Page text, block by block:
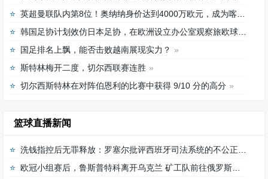
英超曼联队内第8位！奥纳纳身价达到4000万欧元，成为喀麦隆最贵门将
韩国足协计划效仿日本足协，在欧洲设立办公室观察旅欧球员的身体情况
国足排名上飘，能否击败越南展现实力？
斯特林梅开二度，切尔西联赛连胜
切尔西斯特林在对阵伯恩利的比赛中获得 9/10 分的高分
篮球直播新闻
洗钱指控后无罪释放：罗塞尔批评西班牙司法系统的不公正待遇
欧冠小组赛后，鲁斯普特科离开乌克兰 矿工队前往俄罗斯，未来发展如何？